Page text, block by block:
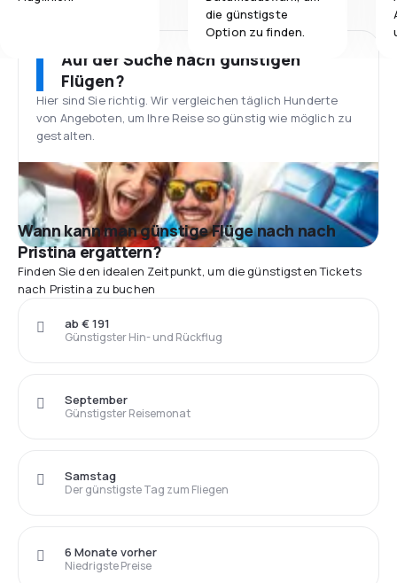
die günstigste
Option zu finden.
Auf der Suche nach günstigen
Flügen?
Hier sind Sie richtig. Wir vergleichen täglich Hunderte
von Angeboten, um Ihre Reise so günstig wie möglich zu
gestalten.
Wann kann man günstige Flüge nach nach
Pristina ergattern?
Finden Sie den idealen Zeitpunkt, um die günstigsten Tickets
nach Pristina zu buchen
Günstigster Hin- und Rückflug
ab € 191
Günstigster Reisemonat
September
Der günstigste Tag zum Fliegen
Samstag
Niedrigste Preise
6 Monate vorher